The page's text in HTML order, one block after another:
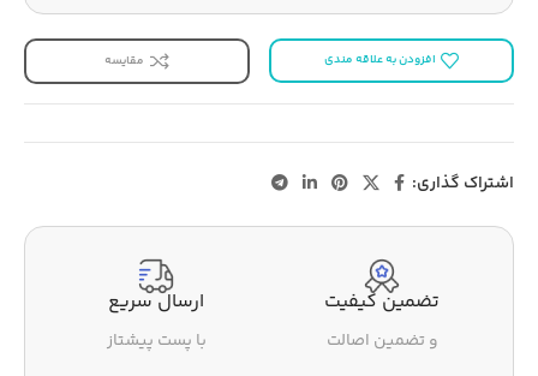
افزودن به علاقه مندی مقایسه
اشتراک گذاری:
تضمین کیفیت
و تضمین اصالت
ارسال سریع
با پست پیشتاز